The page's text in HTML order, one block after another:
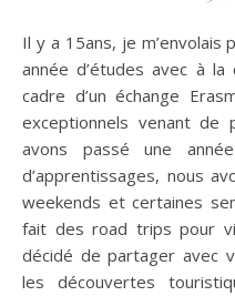
Il y a 15ans, je m’envolais pour l’Irlande pour y passer une
année d’études avec à
cadre d’un échange
exceptionnels venant de
avons passé une
d’apprentissages, nous
weekends et certaines
fait des road trips pour
décidé de partager avec
les découvertes